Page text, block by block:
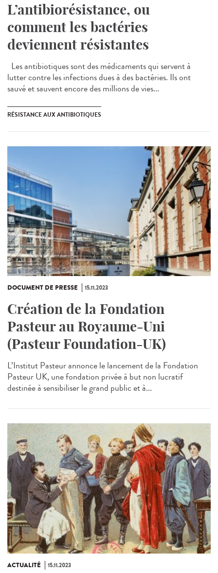
L’antibiorésistance, ou
comment les bactéries
deviennent résistantes
Les antibiotiques sont des médicaments qui servent à
lutter contre les infections dues à des bactéries. Ils ont
sauvé et sauvent encore des millions de vies...
RÉSISTANCE AUX ANTIBIOTIQUES
DOCUMENT DE PRESSE 15.11.2023
Création de la Fondation
Pasteur au Royaume-Uni
(Pasteur Foundation-UK)
L’Institut Pasteur annonce le lancement de la Fondation
Pasteur UK, une fondation privée à but non lucratif
destinée à sensibiliser le grand public et à...
ACTUALITÉ 15.11.2023